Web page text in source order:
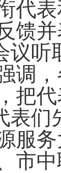
代
馈
议听
调
把
表们
服
市